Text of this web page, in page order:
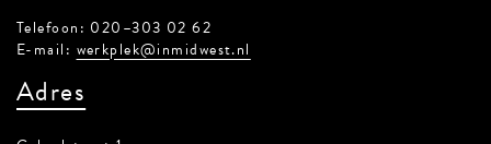
Telefoon: 020–303 02 62
E-mail: werkplek@inmidwest.nl
Adres